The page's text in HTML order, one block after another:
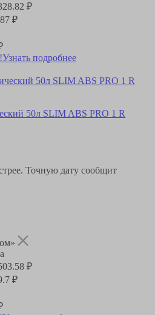
₽
₽
Узнать подробнее
50л SLIM ABS PRO 1 R
Точную дату сообщит
₽
₽